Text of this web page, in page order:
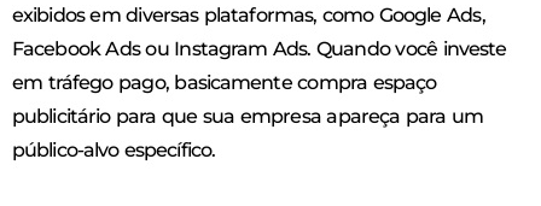
exibidos em diversas plataformas, como Google Ads,
Facebook Ads ou Instagram Ads. Quando você investe
em tráfego pago, basicamente compra espaço
publicitário para que sua empresa apareça para um
público-alvo específico.